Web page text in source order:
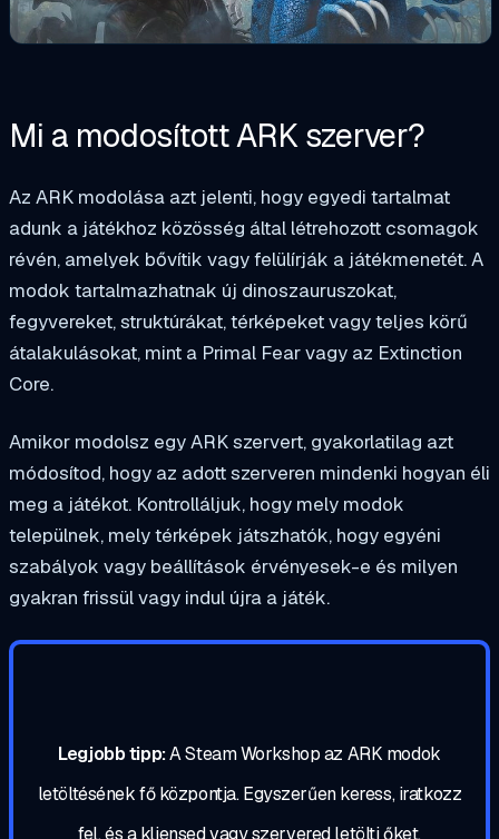
Mi a modosított ARK szerver?
Az ARK modolása azt jelenti, hogy egyedi tartalmat
adunk a játékhoz közösség által létrehozott csomagok
révén, amelyek bővítik vagy felülírják a játékmenetét. A
modok tartalmazhatnak új dinoszauruszokat,
fegyvereket, struktúrákat, térképeket vagy teljes körű
átalakulásokat, mint a Primal Fear vagy az Extinction
Core.
Amikor modolsz egy ARK szervert, gyakorlatilag azt
módosítod, hogy az adott szerveren mindenki hogyan éli
meg a játékot. Kontrolláljuk, hogy mely modok
települnek, mely térképek játszhatók, hogy egyéni
szabályok vagy beállítások érvényesek-e és milyen
gyakran frissül vagy indul újra a játék.
Legjobb tipp:A Steam Workshop az ARK modok
letöltésének fő központja. Egyszerűen keress, iratkozz
fel, és a kliensed vagy szervered letölti őket.